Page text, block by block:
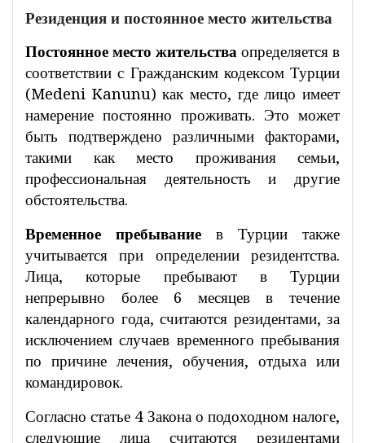
Резиденция и постоянное место жительства
Постоянное место жительства определяется в
соответствии с Гражданским кодексом Турции
(Medeni Kanunu) как место, где лицо имеет
намерение постоянно проживать. Это может
быть подтверждено различными факторами,
такими как место проживания семьи,
профессиональная деятельность и другие
обстоятельства.
Временное пребывание в Турции также
учитывается при определении резидентства.
Лица, которые пребывают в Турции
непрерывно более 6 месяцев в течение
календарного года, считаются резидентами, за
исключением случаев временного пребывания
по причине лечения, обучения, отдыха или
командировок.
Согласно статье 4 Закона о подоходном налоге,
следующие лица считаются резидентами